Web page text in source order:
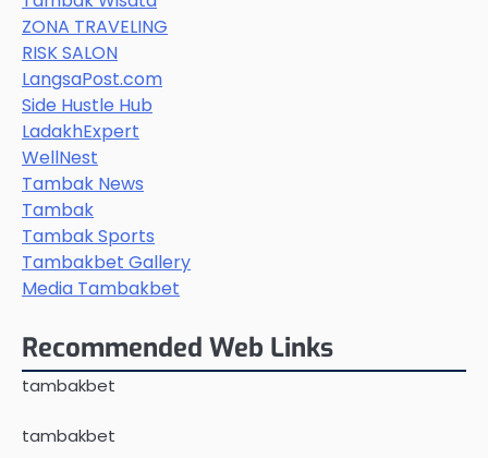
ZONA TRAVELING
RISK SALON
LangsaPost.com
Side Hustle Hub
LadakhExpert
WellNest
Tambak News
Tambak
Tambak Sports
Tambakbet Gallery
Media Tambakbet
Recommended Web Links
tambakbet
tambakbet